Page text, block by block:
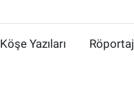
Köşe Yazıları Röportaj